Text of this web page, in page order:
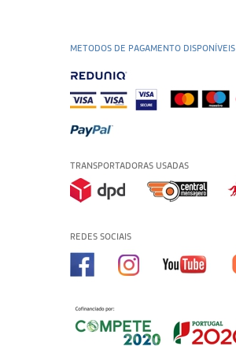
METODOS DE PAGAMENTO DISPONÍVEIS
TRANSPORTADORAS USADAS
REDES SOCIAIS